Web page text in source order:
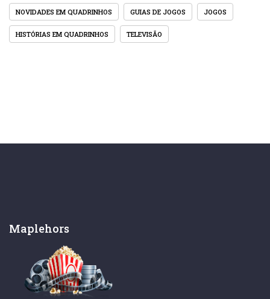
NOVIDADES EM QUADRINHOS GUIAS DE JOGOS JOGOS
HISTÓRIAS EM QUADRINHOS TELEVISÃO
Maplehors